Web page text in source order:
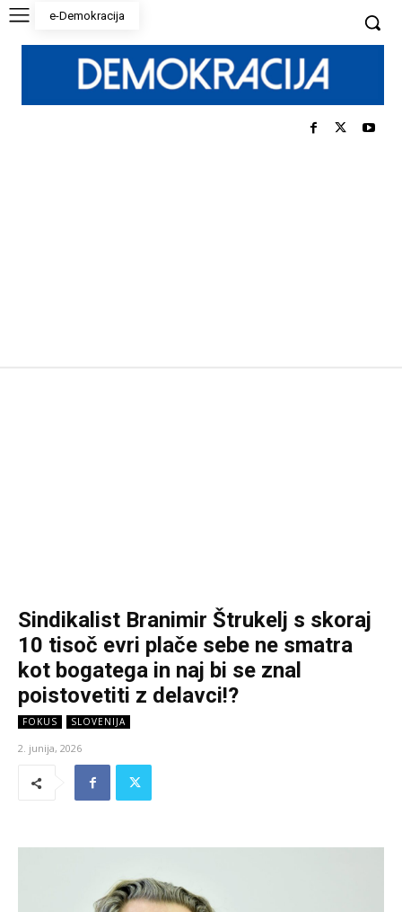
e-Demokracija
Sindikalist Branimir Štrukelj s skoraj
10 tisoč evri plače sebe ne smatra
kot bogatega in naj bi se znal
poistovetiti z delavci!?
FOKUS SLOVENIJA
2. junija, 2026